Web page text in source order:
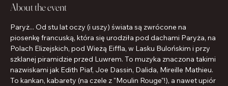
About the event
Paryż... Od stu lat oczy (i uszy) świata są zwrócone na
piosenkę francuską, która się urodziła pod dachami Paryża, na
Polach Elizejskich, pod Wieżą Eiffla, w Lasku Bulońskim i przy
szklanej piramidzie przed Luwrem. To muzyka znaczona takimi
nazwiskami jak Edith Piaf, Joe Dassin, Dalida, Mireille Mathieu.
To kankan, kabarety (na czele z "Moulin Rouge"!), a nawet upiór